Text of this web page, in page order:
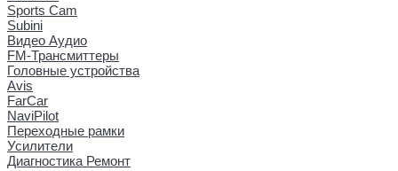
Sports Cam
Subini
Видео Аудио
FM-Трансмиттеры
Головные устройства
Avis
FarCar
NaviPilot
Переходные рамки
Усилители
Диагностика Ремонт